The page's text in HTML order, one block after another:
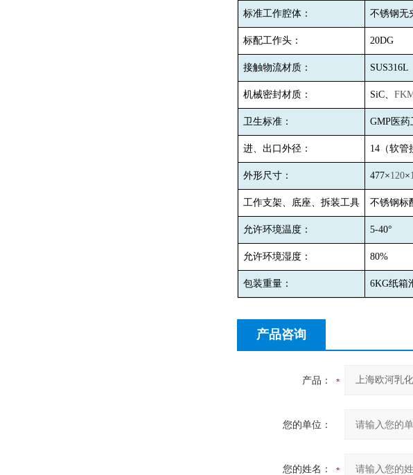
标准工作腔体： 不锈钢无
标配工作头： 20DG
接触物流材质： SUS316L
机械密封材质： SiC、
卫生标准： GMP 医
进、出口外径： 14 （软管
外形尺寸： 477×120×
工作支架、底座、拆装工具 不锈钢标
允许环境温度： 5-40°
允许环境湿度： 80%
包装重量： 6KG纸箱
产品咨询
产品：
您的单位：
您的姓名：